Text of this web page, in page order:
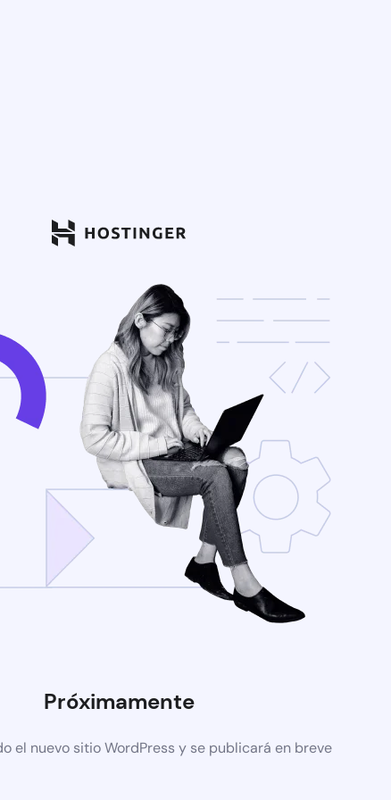
Próximamente
el nuevo sitio WordPress y se publicará en breve